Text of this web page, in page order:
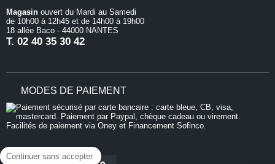
Continuer sans accepter
Magasin ouvert du Mardi au Samedi
de 10h00 à 12h45 et de 14h00 à 19h00
18 allée Baco - 44000 NANTES
T. 02 40 35 30 42
MODES DE PAIEMENT